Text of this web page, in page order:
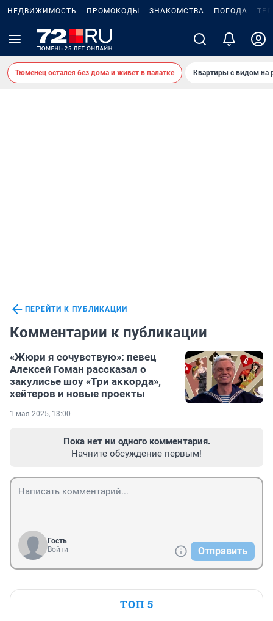
НЕДВИЖИМОСТЬ ПРОМОКОДЫ ЗНАКОМСТВА ПОГОДА
Тюменец остался без дома и живет в палатке Квартиры с видом на
ПЕРЕЙТИ К ПУБЛИКАЦИИ
Комментарии к публикации
«Жюри я сочувствую»: певец
Алексей Гоман рассказал о
закулисье шоу «Три аккорда»,
хейтеров и новые проекты
1 мая 2025, 13:00
Пока нет ни одного комментария.
Начните обсуждение первым!
Гость
Войти
Отправить
ТОП 5